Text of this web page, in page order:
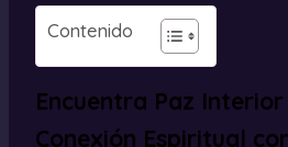
Contenido
Encuentra Paz
Conexión Espiritual